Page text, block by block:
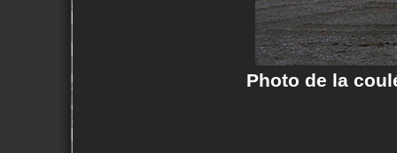
Photo de la